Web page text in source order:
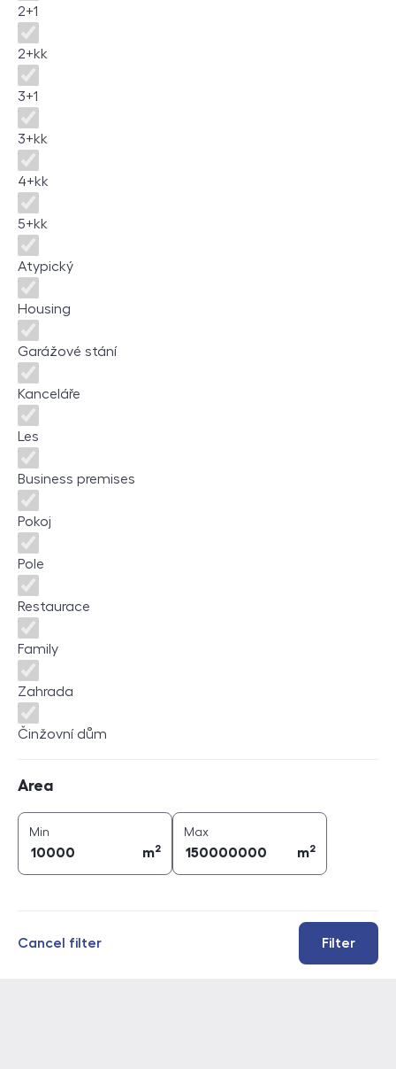
2+1
2+kk
3+1
3+kk
4+kk
5+kk
Atypický
Housing
Garážové stání
Kanceláře
Les
Business premises
Pokoj
Pole
Restaurace
Family
Zahrada
Činžovní dům
Area
Min
m2
Maxarea (
m2
Filter
Cancel filter